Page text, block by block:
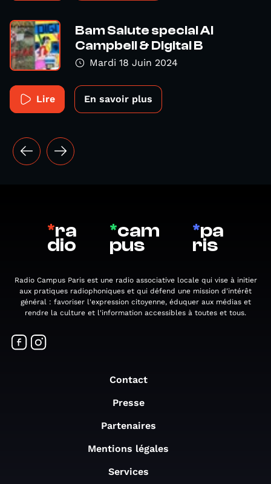
Bam Salute special Al
Campbell & Digital B
Mardi 18 Juin 2024
Lire En savoir plus
*ra
dio
*cam
pus
*pa
ris
Radio Campus Paris est une radio associative locale qui vise à initier
aux pratiques radiophoniques et qui défend une mission d'intérêt
général : favoriser l'expression citoyenne, éduquer aux médias et
rendre la culture et l'information accessibles à toutes et tous.
Contact
Presse
Partenaires
Mentions légales
Services